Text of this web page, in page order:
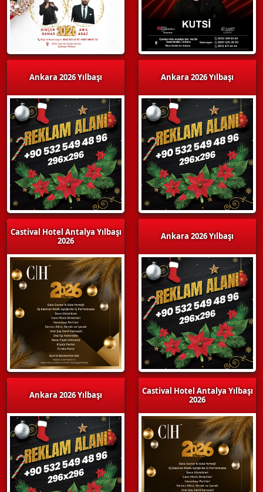
Ankara 2026 Yılbaşı
Castival Hotel Antalya Yılbaşı
2026
Ankara 2026 Yılbaşı
Ankara 2026 Yılbaşı
Ankara 2026 Yılbaşı
Castival Hotel Antalya Yılbaşı
2026